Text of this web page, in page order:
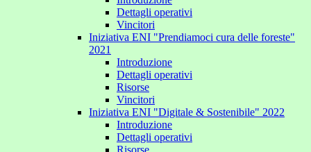
Dettagli operativi
Vincitori
Iniziativa ENI "Prendiamoci cura delle foreste"
2021
Introduzione
Dettagli operativi
Risorse
Vincitori
Iniziativa ENI "Digitale & Sostenibile" 2022
Introduzione
Dettagli operativi
Risorse